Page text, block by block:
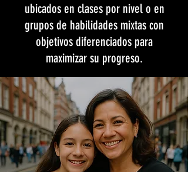
ubicados en clases por nivel o en
grupos de habilidades mixtas con
objetivos diferenciados para
maximizar su progreso.